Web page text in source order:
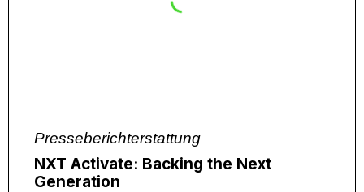
Presseberichterstattung
NXT Activate: Backing the Next
Generation